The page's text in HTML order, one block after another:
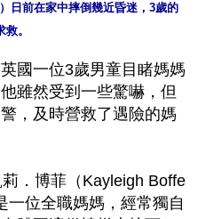
日前在家中摔倒幾近昏迷，3歲的
國一位3歲男童目睹媽媽
雖然受到一些驚嚇，但
，及時營救了遇險的媽
．博菲（Kayleigh Boffe
一位全職媽媽，經常獨自